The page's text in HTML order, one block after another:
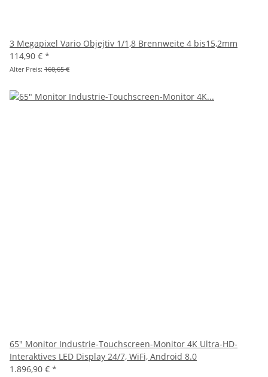
3 Megapixel Vario Objejtiv 1/1,8 Brennweite 4 bis15,2mm
114,90 € *
Alter Preis: 160,65 €
65" Monitor Industrie-Touchscreen-Monitor 4K Ultra-HD-
Interaktives LED Display 24/7, WiFi, Android 8.0
1.896,90 € *